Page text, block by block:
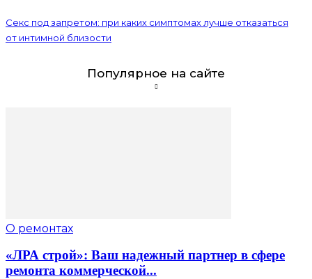
Секс под запретом: при каких симптомах лучше отказаться
от интимной близости
Популярное на сайте
О ремонтах
«ЛРА строй»: Ваш надежный партнер в сфере
ремонта коммерческой...